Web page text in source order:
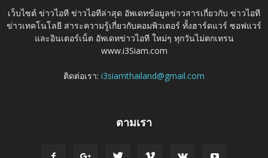
เว็บไซต์ ข่าวไอที ข่าวไอทีล่าสุด อัพเดทข้อมูลข่าวสารเกี่ยวกับ ข่าวไอที
ข่าวเทคโนโลยี สาระความรู้เกี่ยวกับคอมพิวเตอร์ ทั้งฮาร์ดแวร์ ซอฟแวร์
และอินเตอร์เน็ต อัพเดทข่าวไอที ใหม่ๆ ทุกวันไม่ตกเทรน
www.i3Siam.com
ติดต่อเรา: i3siamthailand@gmail.com
ตามเรา